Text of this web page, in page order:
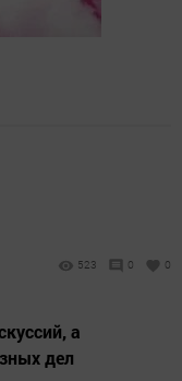
523 0 0
а
дел